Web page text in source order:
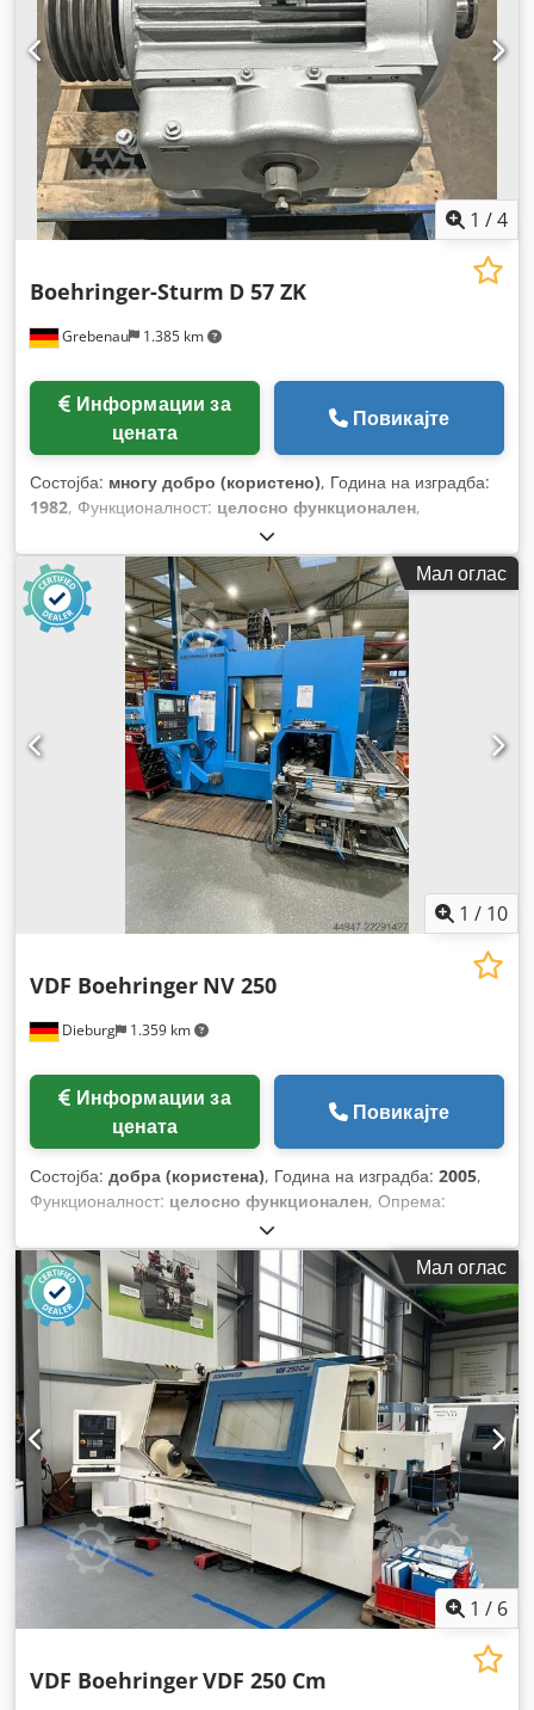
1 /4
Grebenau 1.385 km
Boehringer-Sturm D 57 ZK
цената
Повикајте
Состојба: многу добро (користено), Година на изградба:
1982, Функционалност: целосно функционален,
Мал оглас
1 / 10
Dieburg 1.359 km
VDF Boehringer NV 250
цената
Повикајте
Состојба: добра (користена), Година на изградба: 2005,
Функционалност: целосно функционален, Опрема:
,
Мал оглас
1 / 6
VDF BoehringerVDF 250 Cm